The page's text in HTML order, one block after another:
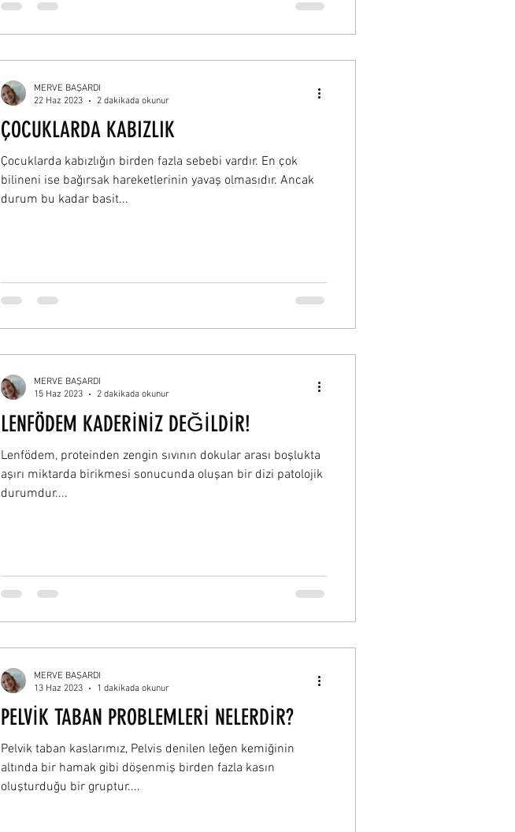
ÇOCUKLARDA KABIZLIK
Çocuklarda kabızlığın birden fazla sebebi vardır. En çok
bilineni ise bağırsak hareketlerinin yavaş olmasıdır. Ancak
durum bu kadar basit...
MERVE BAŞARDI
22 Haz 2023
2 dakikada okunur
LENFÖDEM KADERİNİZ DEĞİLDİR!
Lenfödem, proteinden zengin sıvının dokular arası boşlukta
aşırı miktarda birikmesi sonucunda oluşan bir dizi patolojik
durumdur....
MERVE BAŞARDI
15 Haz 2023
2 dakikada okunur
PELVİK TABAN PROBLEMLERİ NELERDİR?
Pelvik taban kaslarımız, Pelvis denilen leğen kemiğinin
altında bir hamak gibi döşenmiş birden fazla kasın
oluşturduğu bir gruptur....
MERVE BAŞARDI
13 Haz 2023
1 dakikada okunur